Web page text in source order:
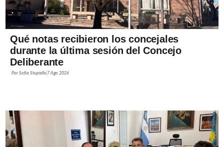
Qué notas recibieron los concejales
durante la última sesión del Concejo
Deliberante
PorSofía Stupiello 7 Ago 2026